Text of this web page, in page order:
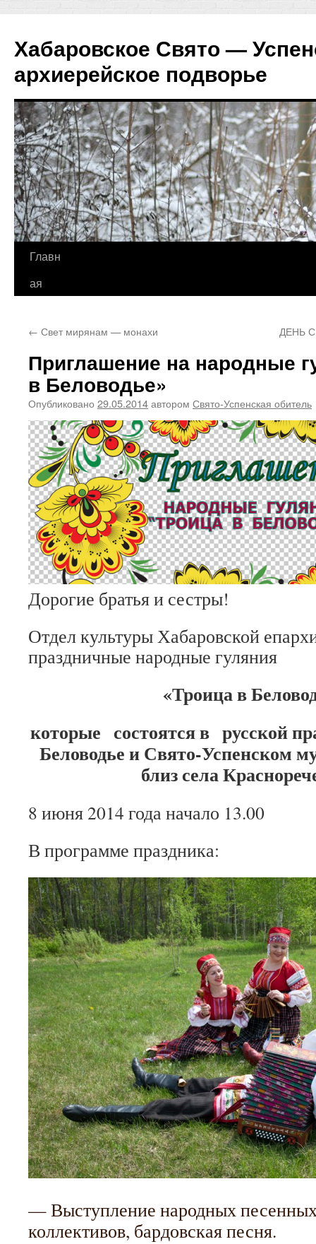
Хабаровское Свято —
архиерейское подворье
Перейти
Главн
ая
← Свет мирянам — монахи ДЕНЬ
Приглашение на народные
в Беловодье»
Опубликовано 29.05.2014автором Свято-Успенская обитель
Дорогие братья и сестры!
Отдел культуры Хабаровской
праздничные народные гуляния
«Троица в
которые состоятся в русской
Беловодье и Свято-Успенском
близ села
8 июня 2014 года начало 13.00
В программе праздника:
— Выступление народных
коллективов, бардовская песня.